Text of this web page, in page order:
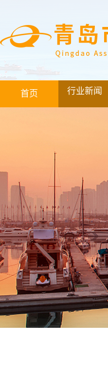
首页 行业新闻